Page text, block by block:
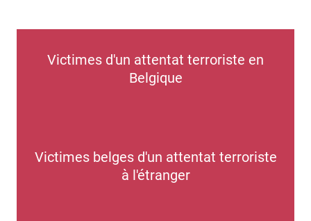
Victimes d'un attentat terroriste en
Belgique
Victimes belges d'un attentat terroriste
à l'étranger